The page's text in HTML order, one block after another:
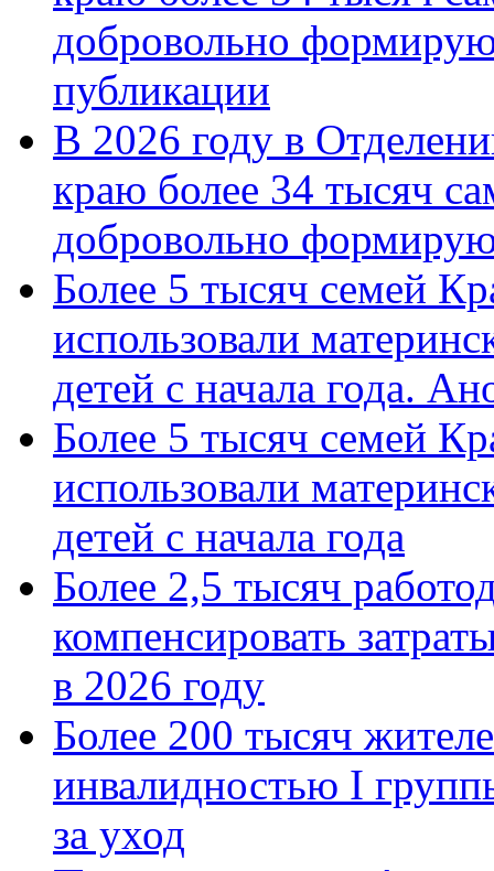
добровольно
публикации
В 2026 году в
краю более 34 тысяч
добровольно
Более 5 тысяч семей
использовали
детей с начала года.
Более 5 тысяч семей
использовали
детей с начала года
Более 2,5 тысяч
компенсировать
в 2026 году
Более 200 тысяч
инвалидностью I
за уход